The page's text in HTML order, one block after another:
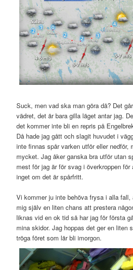
Suck, men vad ska man göra då? Det
vädret, det är bara gilla läget antar jag.
det kommer inte bli en repris på
Då hade jag gått och slagit huvudet i
inte finnas spår varken utför eller nedför,
mycket. Jag åker ganska bra utför utan
mest för jag är för svag i överkroppen
inget om det är spårfritt.
Vi kommer ju inte behöva frysa i alla
mig själv en liten chans att prestera
liknas vid en ok tid så har jag för första
mina skidor. Jag hoppas det ger en liten
tröga föret som lär bli imorgon.